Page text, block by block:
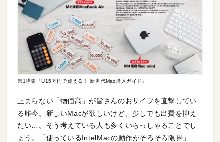
第1特集「U15万円で買える！ 新世代Mac購入ガイド」
止まらない「物価高」が皆さんのおサイフを直撃してい
る昨今。新しいMacが欲しいけど、少しでも出費を抑え
たい…。そう考えている人も多くいらっしゃることでし
ょう。「使っているIntelMacの動作がそろそろ限界」